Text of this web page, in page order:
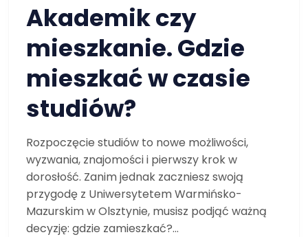
Akademik czy
mieszkanie. Gdzie
mieszkać w czasie
studiów?
Rozpoczęcie studiów to nowe możliwości,
wyzwania, znajomości i pierwszy krok w
dorosłość. Zanim jednak zaczniesz swoją
przygodę z Uniwersytetem Warmińsko-
Mazurskim w Olsztynie, musisz podjąć ważną
decyzję: gdzie zamieszkać?...